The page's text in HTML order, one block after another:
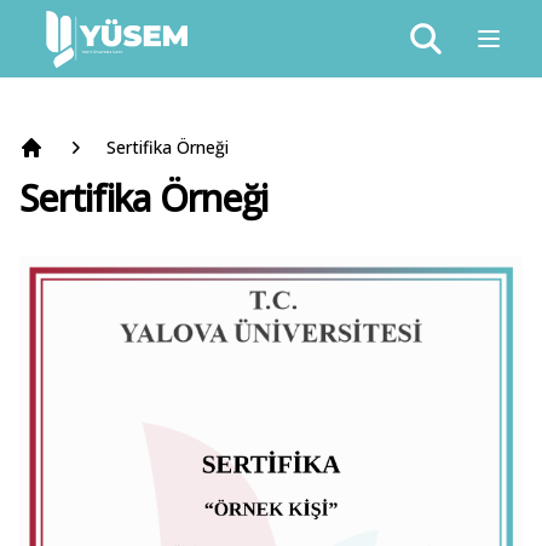
Sertifika Örneği
Sertifika Örneği